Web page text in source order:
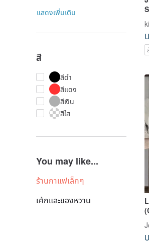
แสดงเพิ่มเติม
สี
สีดำ
สีแดง
สีเงิน
สีใส
You may like...
ร้านกาแฟเล็กๆ
เค้กและของหวาน